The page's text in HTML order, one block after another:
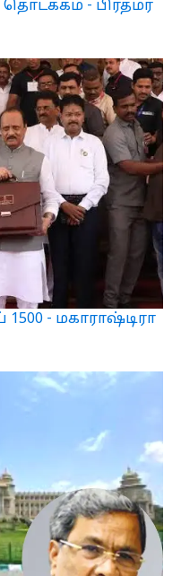
தொடக்கம் - பிரதமர்
- மகாராஷ்டிரா